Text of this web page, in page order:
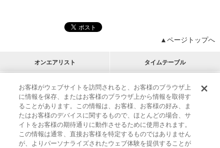
▲ページトップへ
オンエアリスト タイムテーブル
プログラムリスト チャート
アーティストリスト
M-ON!
RECOMMEND
リクエスト
インフォメーション | プレゼント&ご招待
MUSIC ON! TV（エムオン!）とは？ | サポート
サイト案内
| エムオン!友の会 | クッキーの詳細
お客様がウェブサイトを訪問されると、お客様のブラウザ上
に情報を保存、またはお客様のブラウザ上から情報を取得す
ることがあります。この情報は、お客様、お客様の好み、ま
たはお客様のデバイスに関するもので、ほとんどの場合、サ
イトをお客様の期待通りに動作させるために使用されます。
この情報は通常、直接お客様を特定するものではありません
が、よりパーソナライズされたウェブ体験を提供することが